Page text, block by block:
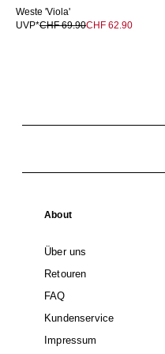
Weste 'Viola'
UVP*CHF 69.90CHF 62.90
About
Über uns
Retouren
FAQ
Kundenservice
Impressum